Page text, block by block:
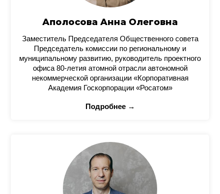
Аполосова Анна Олеговна
Заместитель Председателя Общественного совета
Председатель комиссии по региональному и
муниципальному развитию, руководитель проектного
офиса 80-летия атомной отрасли автономной
некоммерческой организации «Корпоративная
Академия Госкорпорации «Росатом»
Подробнее →